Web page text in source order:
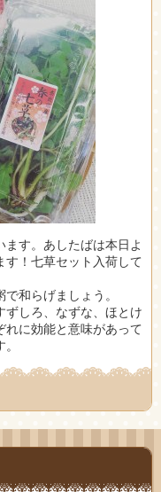
す。あしたばは本日よ
す！七草セット入荷して
和らげましょう。
しろ、なずな、ほとけ
に効能と意味があって